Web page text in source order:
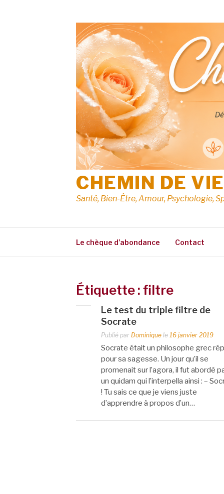
CHEMIN DE VIE
Santé, Bien-Être, Amour, Psychologie,
Le chèque d’abondance Contact
Étiquette :filtre
Le test du triple filtre de
Socrate
Publié par Dominique le 16 janvier 2019
Socrate était un philosophe grec
pour sa sagesse. Un jour qu’il se
promenait sur l’agora, il fut abordé
un quidam qui l’interpella ainsi : –
! Tu sais ce que je viens juste
d’apprendre à propos d’un…